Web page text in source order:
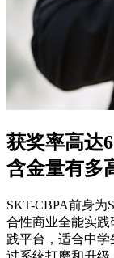
获奖率高达
含金量有多
SKT-CBPA前身为
合性商业全能实
践平台，适合中学